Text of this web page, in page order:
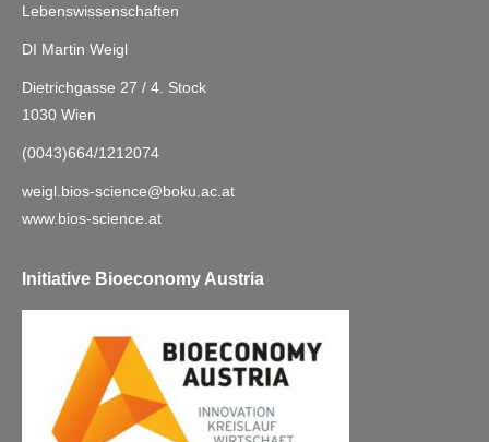
Lebenswissenschaften
DI Martin Weigl
Dietrichgasse 27 / 4. Stock
1030 Wien
(0043)664/1212074
weigl.bios-science@boku.ac.at
www.bios-science.at
Initiative Bioeconomy Austria